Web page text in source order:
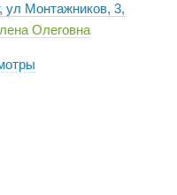
ул Монтажников, 3,
Олеговна